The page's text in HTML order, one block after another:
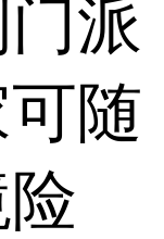
派
随